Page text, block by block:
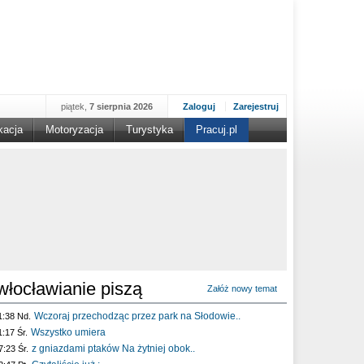
Zaloguj Zarejestruj
piątek, 7 sierpnia 2026
Motoryzacja Turystyka Pracuj.pl
piszą Załóż nowy temat
Nd. Wczoraj przechodząc przez park na Słodowie..
Śr. Wszystko umiera
Śr. z gniazdami ptaków Na żytniej obok..